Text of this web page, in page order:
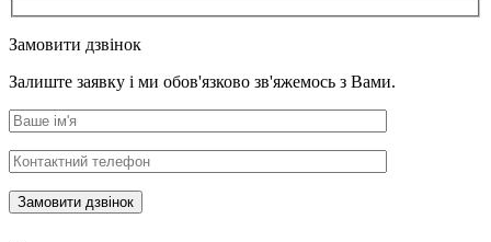
Замовити дзвінок
Залиште заявку і ми обов'язково зв'яжемось з Вами.
Замовити дзвінок